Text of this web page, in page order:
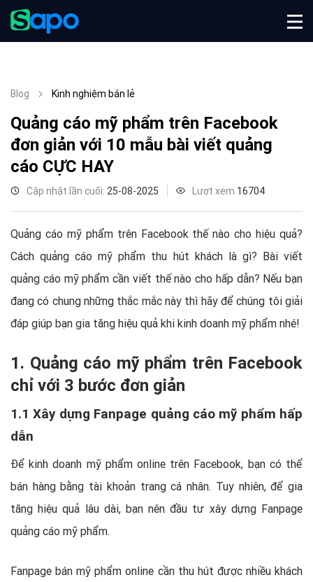
Blog Kinh nghiệm bán lẻ
Quảng cáo mỹ phẩm trên Facebook
đơn giản với 10 mẫu bài viết quảng
cáo CỰC HAY
Cập nhật lần cuối: 25-08-2025 Lượt xem 16704
Quảng cáo mỹ phẩm trên Facebook thế nào cho hiệu quả?
Cách quảng cáo mỹ phẩm thu hút khách là gì? Bài viết
quảng cáo mỹ phẩm cần viết thế nào cho hấp dẫn? Nếu bạn
đang có chung những thắc mắc này thì hãy để chúng tôi giải
đáp giúp bạn gia tăng hiệu quả khi kinh doanh mỹ phẩm nhé!
1. Quảng cáo mỹ phẩm trên Facebook
chỉ với 3 bước đơn giản
1.1 Xây dựng Fanpage quảng cáo mỹ phẩm hấp
dẫn
Để kinh doanh mỹ phẩm online trên Facebook, bạn có thể
bán hàng bằng tài khoản trang cá nhân. Tuy nhiên, để gia
tăng hiệu quả lâu dài, bạn nên đầu tư xây dựng Fanpage
quảng cáo mỹ phẩm.
Fanpage bán mỹ phẩm online cần thu hút được nhiều khách